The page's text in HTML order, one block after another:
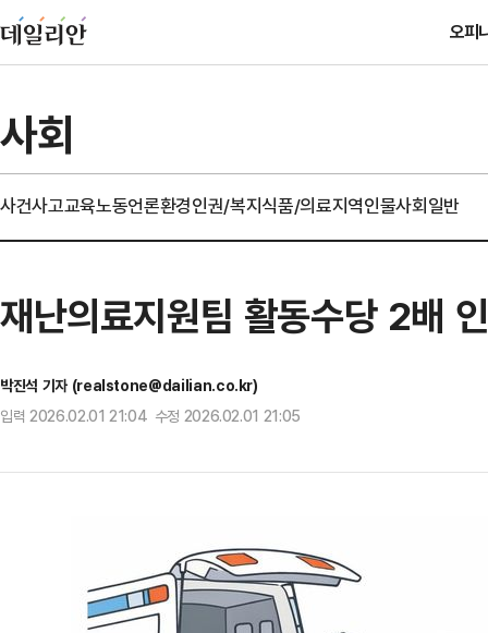
오피
사회
사건사고교육노동언론환경인권/복지식품/의료지역인물사회일반
재난의료지원팀 활동수당 2배
박진석 기자 (realstone@dailian.co.kr)
입력 2026.02.01 21:04 수정 2026.02.01 21:05